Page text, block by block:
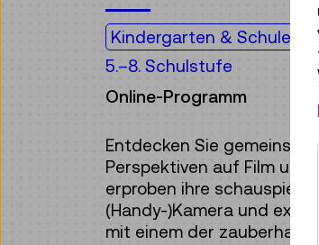
Kindergarten & Schule
5.–8. Schulstufe
Online-Programm
Entdecken Sie
Perspektiven auf Film und
erproben ihre
(Handy-)Kamera und
mit einem der